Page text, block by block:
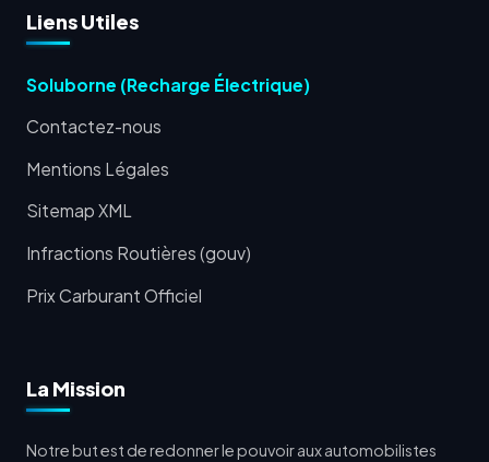
Liens Utiles
Soluborne (Recharge Électrique)
Contactez-nous
Mentions Légales
Sitemap XML
Infractions Routières (gouv)
Prix Carburant Officiel
La Mission
Notre but est de redonner le pouvoir aux automobilistes